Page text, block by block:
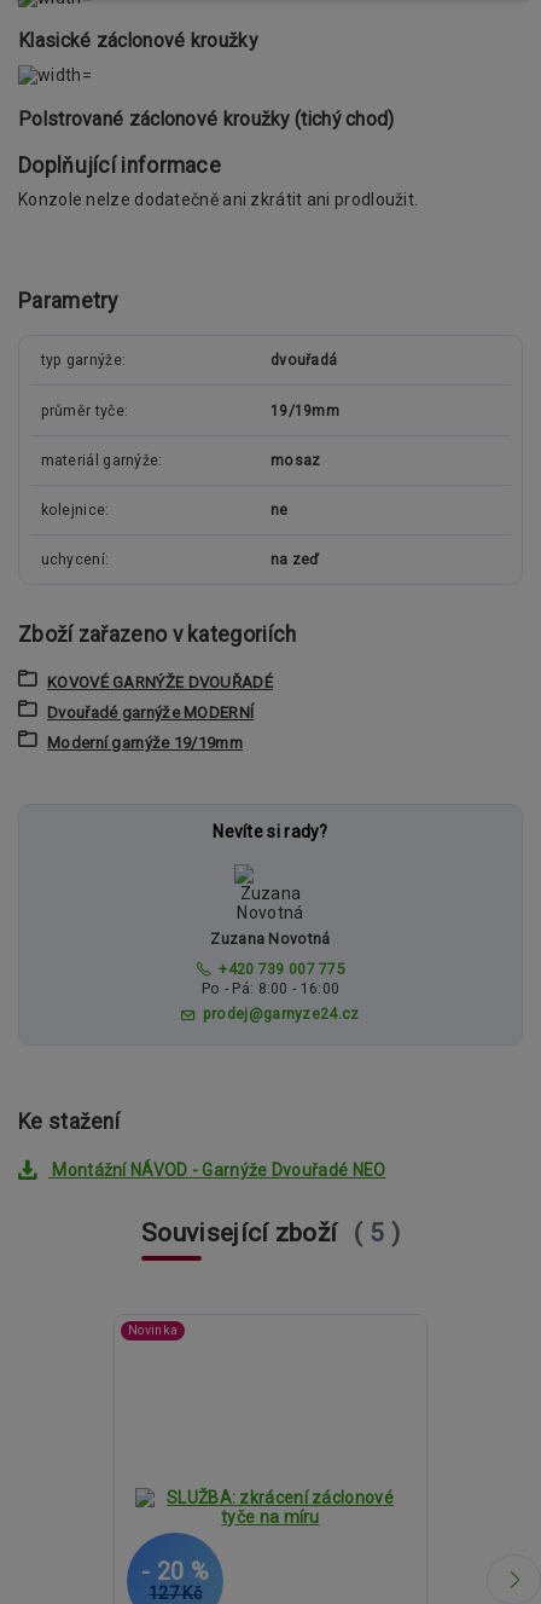
Klasické záclonové kroužky
Polstrované záclonové kroužky (tichý chod)
Doplňující informace
Konzole nelze dodatečně ani zkrátit ani prodloužit.
Parametry
typ garnýže dvouřadá
průměr tyče 19/19mm
materiál garnýže mosaz
kolejnice ne
uchycení na zeď
Zboží zařazeno v kategoriích
KOVOVÉ GARNÝŽE DVOUŘADÉ
Dvouřadé garnýže MODERNÍ
Moderní garnýže 19/19mm
Nevíte si rady?
Zuzana Novotná
+420 739 007 775
Po - Pá: 8:00 - 16:00
prodej@garnyze24.cz
Ke stažení
Montážní NÁVOD - Garnýže Dvouřadé NEO
Související zboží 5
Novinka
127 Kč
- 20 %
2 389 Kč
- 13 %